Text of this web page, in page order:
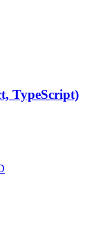
TypeScript)